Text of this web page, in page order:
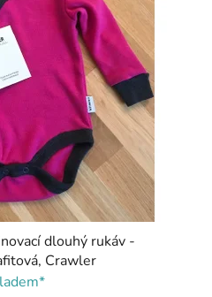
dlouhý rukáv -
Crawler